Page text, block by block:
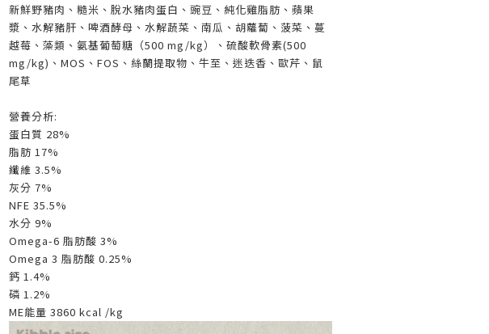
新鮮野豬肉、糙米、脫水豬肉蛋白、豌豆、純化雞脂肪、蘋果
漿、水解豬肝、啤酒酵母、水解蔬菜、南瓜、胡蘿蔔、菠菜、蔓
越莓、藻類、氨基葡萄糖（500 mg/kg）、硫酸軟骨素(500
mg/kg)、MOS、FOS、絲蘭提取物、牛至、迷迭香、歐芹、鼠
尾草
營養分析:
蛋白質 28%
脂肪 17%
纖維 3.5%
灰分 7%
NFE 35.5%
水分 9%
Omega-6 脂肪酸 3%
Omega 3 脂肪酸 0.25%
鈣 1.4%
磷 1.2%
ME能量 3860 kcal /kg